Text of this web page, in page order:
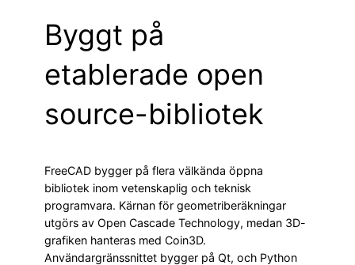
Byggt på
etablerade open
source-bibliotek
FreeCAD bygger på flera välkända öppna
bibliotek inom vetenskaplig och teknisk
programvara. Kärnan för geometriberäkningar
utgörs av Open Cascade Technology, medan 3D-
grafiken hanteras med Coin3D.
Användargränssnittet bygger på Qt, och Python